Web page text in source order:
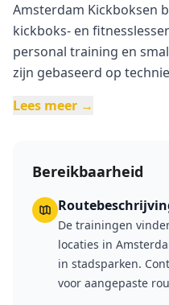
Amsterdam Kickboksen
kickboks- en
personal training en
zijn gebaseerd op
vinden plaats op
Lees meer →
Bereikbaarheid
De trainingen
locaties in
in stadsparken.
voor aangepaste